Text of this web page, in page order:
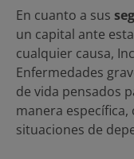
En cuanto a sus
un capital ante
cualquier causa,
Enfermedades
de vida pensados
manera específica,
situaciones de